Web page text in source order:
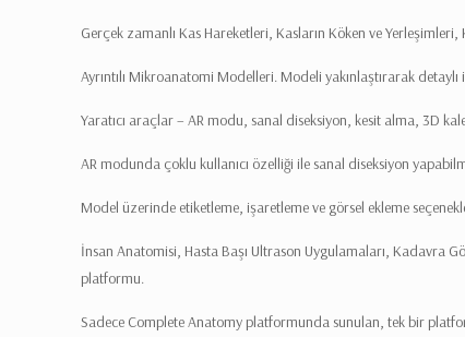
Gerçek zamanlı Kas Hareketleri, Kasların Köken ve
Ayrıntılı Mikroanatomi Modelleri. Modeli yakınlaştırarak
Yaratıcı araçlar – AR modu, sanal diseksiyon, kesit alma, 3D
AR modunda çoklu kullanıcı özelliği ile sanal diseksiyon
Model üzerinde etiketleme, işaretleme ve görsel ekleme
İnsan Anatomisi, Hasta Başı Ultrason Uygulamaları, Kadavra
platformu.
Sadece Complete Anatomy platformunda sunulan, tek bir